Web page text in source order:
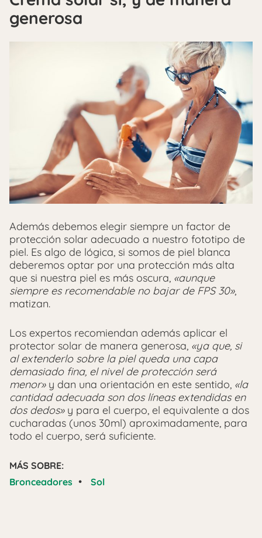
generosa
Además debemos elegir siempre un factor de
protección solar adecuado a nuestro fototipo de
piel. Es algo de lógica, si somos de piel blanca
deberemos optar por una protección más alta
que si nuestra piel es más oscura, «aunque
siempre es recomendable no bajar de FPS 30»,
matizan.
Los expertos recomiendan además aplicar el
protector solar de manera generosa, «ya que, si
al extenderlo sobre la piel queda una capa
demasiado fina, el nivel de protección será
menor» y dan una orientación en este sentido, «la
cantidad adecuada son dos líneas extendidas en
dos dedos» y para el cuerpo, el equivalente a dos
cucharadas (unos 30ml) aproximadamente, para
todo el cuerpo, será suficiente.
MÁS SOBRE:
Bronceadores • Sol